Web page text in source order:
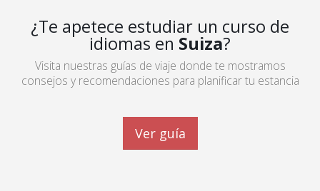
¿Te apetece estudiar un curso de
idiomas en Suiza?
Visita nuestras guías de viaje donde te mostramos
consejos y recomendaciones para planificar tu estancia
Ver guía